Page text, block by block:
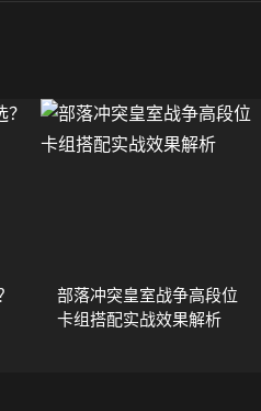
部落冲突皇室战争高段位
卡组搭配实战效果解析